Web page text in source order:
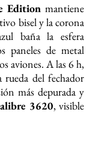
Edition mantiene
bisel y la corona
baña la esfera
paneles de metal
aviones. A las 6 h,
del fechador
más depurada y
3620, visible